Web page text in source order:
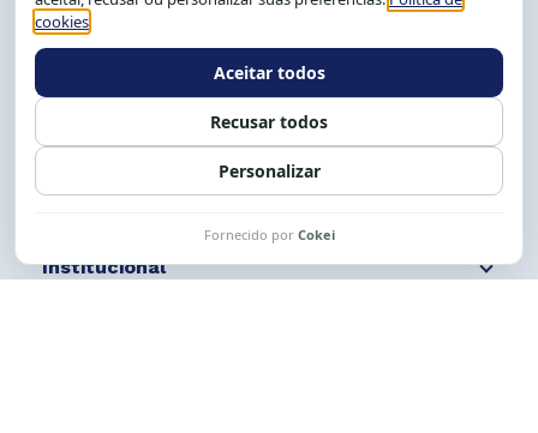
Tel.: (71) 2104-5457, Cel.: (71) 9 9239-2104 ou 2105
Expediente: 8h às 12h e 13 às 17h.
Siga nossas redes Fale conosco
Institucional